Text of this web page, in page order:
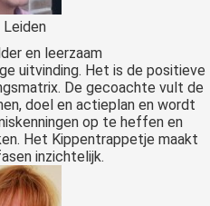
Leiden
en leerzaam
uitvinding. Het is de positieve
De gecoachte vult de
doel en actieplan en wordt
op te heffen en
Het Kippentrappetje maakt
inzichtelijk.